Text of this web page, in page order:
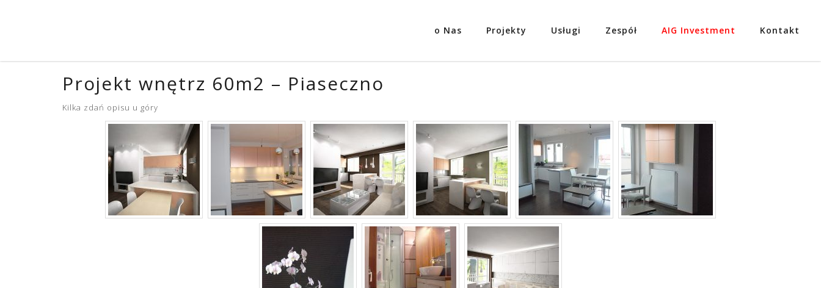
o Nas Projekty Usługi Zespół AIG Investment Kontakt
Projekt wnętrz 60m2 – Piaseczno
Kilka zdań opisu u góry